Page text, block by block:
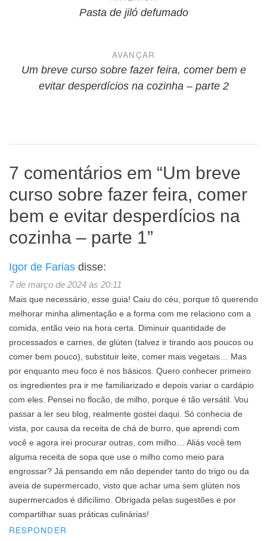
Pasta de jiló defumado
AVANÇAR
Um breve curso sobre fazer feira, comer bem e
evitar desperdícios na cozinha – parte 2
7 comentários em “Um breve
curso sobre fazer feira, comer
bem e evitar desperdícios na
cozinha – parte 1”
Igor de Farias disse:
7 de março de 2024 às 20:11
Mais que necessário, esse guia! Caiu do céu, porque tô querendo
melhorar minha alimentação e a forma com me relaciono com a
comida, então veio na hora certa. Diminuir quantidade de
processados e carnes, de glúten (talvez ir tirando aos poucos ou
comer bem pouco), substituir leite, comer mais vegetais… Mas
por enquanto meu foco é nos básicos. Quero conhecer primeiro
os ingredientes pra ir me familiarizado e depois variar o cardápio
com eles. Pensei no flocão, de milho, porque é tão versátil. Vou
passar a ler seu blog, realmente gostei daqui. Só conhecia de
vista, por causa da receita de chá de burro, que aprendi com
você e agora irei procurar outras, com milho… Aliás você tem
alguma receita de sopa que use o milho como meio para
engrossar? Já pensando em não depender tanto do trigo ou da
aveia de supermercado, visto que achar uma sem glúten nos
supermercados é dificílimo. Obrigada pelas sugestões e por
compartilhar suas práticas culinárias!
RESPONDER